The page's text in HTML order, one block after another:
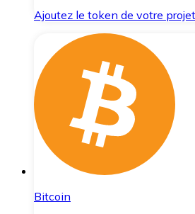
Ajoutez le token de votre
Bitcoin